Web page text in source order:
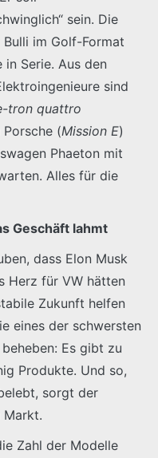
sein. Die
im Golf-Format
Serie. Aus den
sind
tron quattro
(Mission E)
Phaeton mit
Alles für die
Geschäft lahmt
dass Elon Musk
Herz für VW hätten
Zukunft helfen
eines der schwersten
Es gibt zu
Produkte. Und so,
sorgt der
Markt.
Zahl der Modelle